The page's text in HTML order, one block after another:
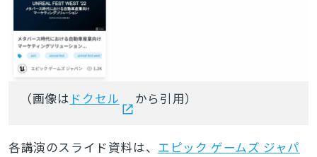
（画像は ドクセル から引用）
各講演のスライド資料は、 エピック ゲームズ ジャパ